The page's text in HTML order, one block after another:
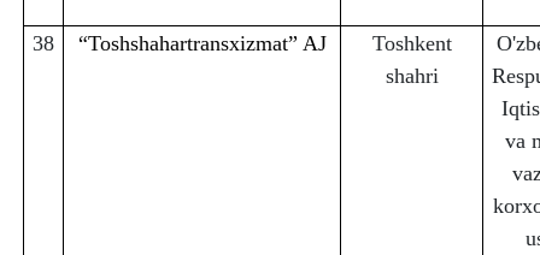
38 “Toshshahartransxizmat” AJ
Toshkent
shahri
va